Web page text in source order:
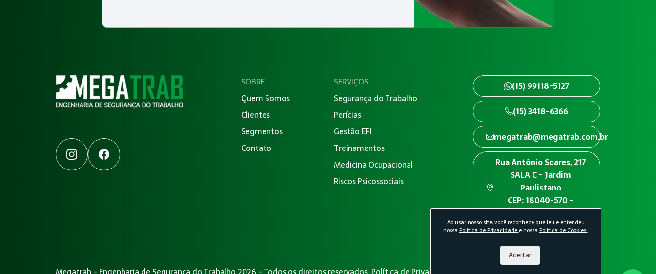
InstagramFacebook
SOBRE
Quem Somos
Clientes
Segmentos
Contato
SERVIÇOS
Segurança do Trabalho
Perícias
Gestão EPI
Treinamentos
Medicina Ocupacional
Riscos Psicossociais
(15) 99118-5127
(15) 3418-6366
megatrab@megatrab.com.br
Rua Antônio Soares, 217
SALA C - Jardim
Paulistano
CEP: 18040-570 -
Sorocaba/SP
Ao usar nosso site, você reconhece que leu e entendeu
nossa Política de Privacidade e nossa Política de Cookies.
Aceitar